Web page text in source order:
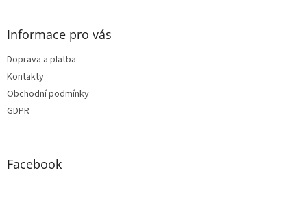
Informace pro vás
Doprava a platba
Kontakty
Obchodní podmínky
GDPR
Facebook